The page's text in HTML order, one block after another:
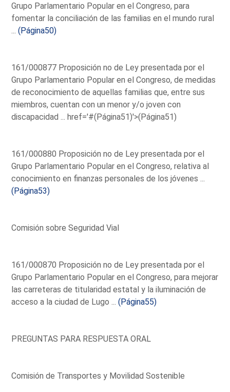
Grupo Parlamentario Popular en el Congreso, para
fomentar la conciliación de las familias en el mundo rural
...(Página50)
161/000877 Proposición no de Ley presentada por el
Grupo Parlamentario Popular en el Congreso, de medidas
de reconocimiento de aquellas familias que, entre sus
miembros, cuentan con un menor y/o joven con
discapacidad ...href='#(Página51)'>(Página51)
161/000880 Proposición no de Ley presentada por el
Grupo Parlamentario Popular en el Congreso, relativa al
conocimiento en finanzas personales de los jóvenes ...
(Página53)
Comisión sobre Seguridad Vial
161/000870 Proposición no de Ley presentada por el
Grupo Parlamentario Popular en el Congreso, para mejorar
las carreteras de titularidad estatal y la iluminación de
acceso a la ciudad de Lugo ...(Página55)
PREGUNTAS PARA RESPUESTA ORAL
Comisión de Transportes y Movilidad Sostenible